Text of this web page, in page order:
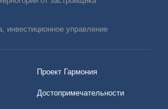
инвестиционное управление
Проект Гармония
Достопримечательности